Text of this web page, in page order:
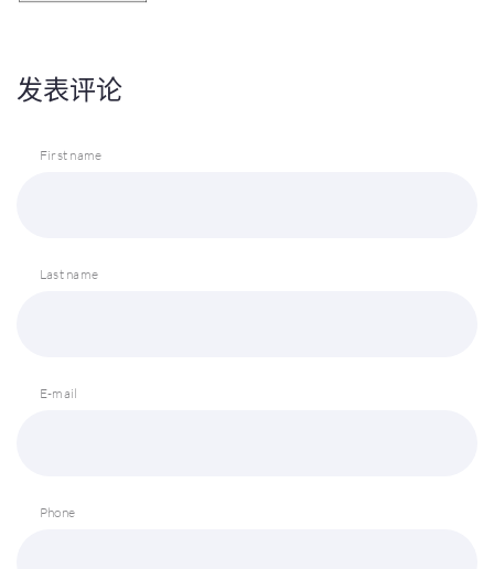
发表评论
First name
Last name
E-mail
Phone